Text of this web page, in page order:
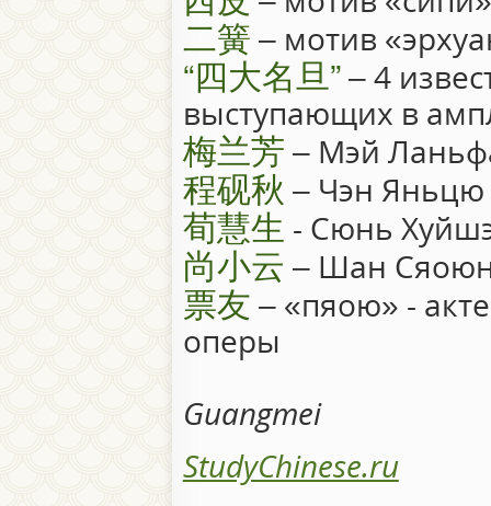
二簧 – мотив
“四大名旦”– 4
выступающих в
梅兰芳 – Мэй
程砚秋 – Чэн Яньцю
荀慧生 - Сюнь
尚小云 – Шан
票友 – «пяою» -
оперы
Guangmei
StudyChinese.ru